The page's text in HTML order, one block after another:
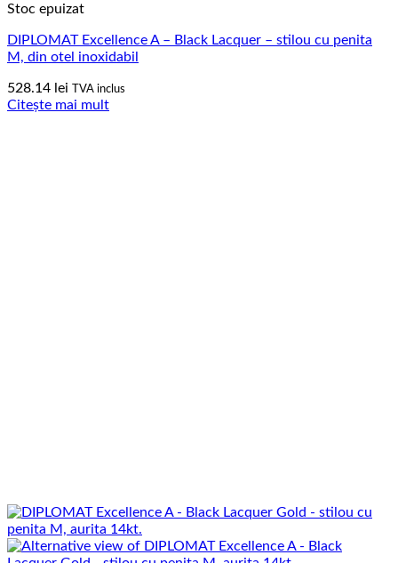
Stoc epuizat
DIPLOMAT Excellence A – Black Lacquer – stilou cu penita
M, din otel inoxidabil
528.14 lei TVA inclus
Citește mai mult